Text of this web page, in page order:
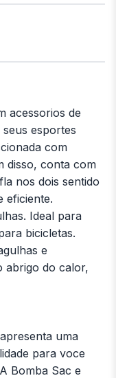
acessorios de
esportes
com
disso, conta com
nos dois sentido
eficiente.
Ideal para
bicicletas.
e
abrigo do calor,
uma
para voce
Bomba Sac e